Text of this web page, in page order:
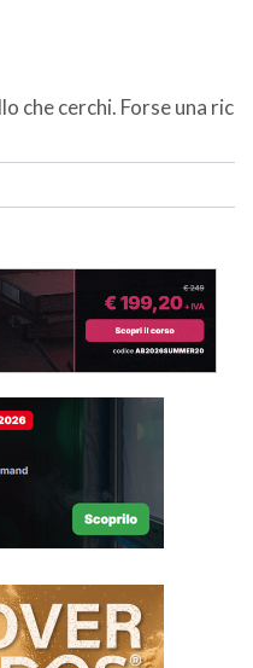
che cerchi. Forse una